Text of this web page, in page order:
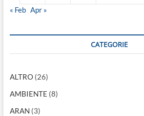
« Feb Apr »
CATEGORIE
ALTRO(26)
AMBIENTE (8)
ARAN (3)